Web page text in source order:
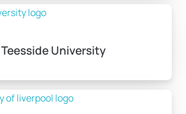
Teesside University